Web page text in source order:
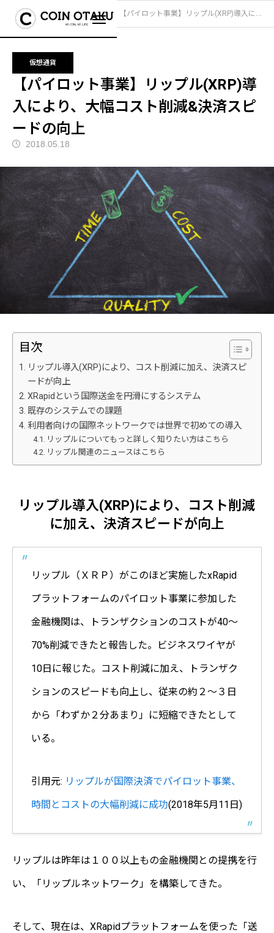
ブログ 仮想通貨 【パイロット事業】リップル(XRP)導入により、大幅コスト削減&決済スピードの向上
仮想通貨
【パイロット事業】リップル(XRP)導
入により、大幅コスト削減&決済スピ
ードの向上
2018.05.18
目次
リップル導入(XRP)により、コスト削減に加え、決済スピ
ードが向上
XRapidという国際送金を円滑にするシステム
既存のシステムでの課題
利用者向けの国際ネットワークでは世界で初めての導入
リップルについてもっと詳しく知りたい方はこちら
リップル関連のニュースはこちら
リップル導入(XRP)により、コスト削減
に加え、決済スピードが向上
リップル（ＸＲＰ）がこのほど実施したxRapid
プラットフォームのパイロット事業に参加した
金融機関は、トランザクションのコストが40〜
70%削減できたと報告した。ビジネスワイヤが
10日に報じた。コスト削減に加え、トランザク
ションのスピードも向上し、従来の約２〜３日
から「わずか２分あまり」に短縮できたとして
いる。
引用元: リップルが国際決済でパイロット事業、
時間とコストの大幅削減に成功(2018年5月11日)
リップルは昨年は１００以上もの金融機関との提携を行
い、「リップルネットワーク」を構築してきた。
そして、現在は、XRapidプラットフォームを使った「送